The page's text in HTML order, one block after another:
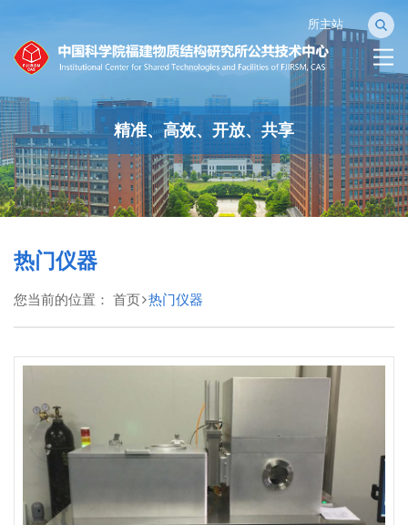
所主站
精准、高效、开放、共享
热门仪器
您当前的位置： 首页 热门仪器